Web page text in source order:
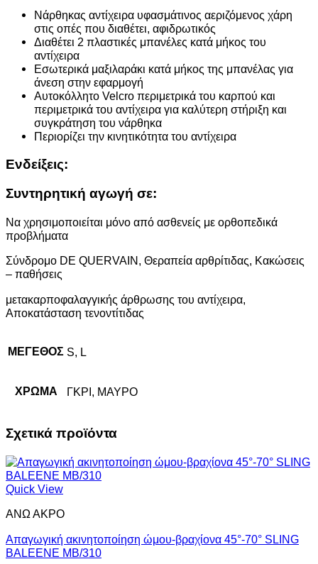
Νάρθηκας αντίχειρα υφασμάτινος αεριζόμενος χάρη
στις οπές που διαθέτει, αφιδρωτικός
Διαθέτει 2 πλαστικές μπανέλες κατά μήκος του
αντίχειρα
Εσωτερικά μαξιλαράκι κατά μήκος της μπανέλας για
άνεση στην εφαρμογή
Αυτοκόλλητο Velcro περιμετρικά του καρπού και
περιμετρικά του αντίχειρα για καλύτερη στήριξη και
συγκράτηση του νάρθηκα
Περιορίζει την κινητικότητα του αντίχειρα
Ενδείξεις:
Συντηρητική αγωγή σε:
Να χρησιμοποιείται μόνο από ασθενείς με ορθοπεδικά
προβλήματα
Σύνδρομο DE QUERVAIN, Θεραπεία αρθρίτιδας, Κακώσεις
– παθήσεις
μετακαρποφαλαγγικής άρθρωσης του αντίχειρα,
Αποκατάσταση τενοντίτιδας
ΜΕΓΕΘΟΣ S, L
ΧΡΩΜΑ ΓΚΡΙ, ΜΑΥΡΟ
Σχετικά προϊόντα
Quick View
ΑΝΩ ΑΚΡΟ
Απαγωγική ακινητοποίηση ώμου-βραχίονα 45°-70° SLING
BALEENE MB/310